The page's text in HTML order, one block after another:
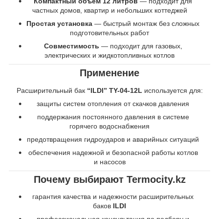
частных домов, квартир и небольших коттеджей
Простая установка — быстрый монтаж без сложных
подготовительных работ
Совместимость — подходит для газовых,
электрических и жидкотопливных котлов
Применение
Расширительный бак “ILDI” TY-04-12L используется для:
защиты систем отопления от скачков давления
поддержания постоянного давления в системе
горячего водоснабжения
предотвращения гидроударов и аварийных ситуаций
обеспечения надежной и безопасной работы котлов
и насосов
Почему выбирают Termocity.kz
гарантия качества и надежности расширительных
баков ILDI